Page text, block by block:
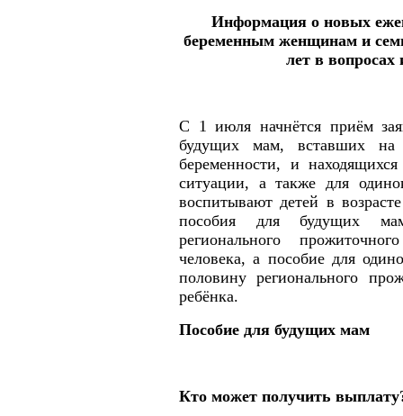
Информация о новых
беременным женщинам и
лет в вопросах
С 1 июля начнётся приём
будущих мам, вставших
беременности, и
ситуации, а также для
воспитывают детей в
пособия для будущих
регионального
человека, а пособие для
половину регионального
ребёнка.
Пособие для будущих мам
Кто может получить